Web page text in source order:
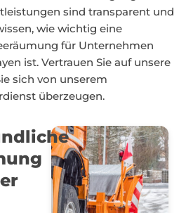
sind transparent und
wie wichtig eine
für Unternehmen
ist. Vertrauen Sie auf unsere
sich von unserem
überzeugen.